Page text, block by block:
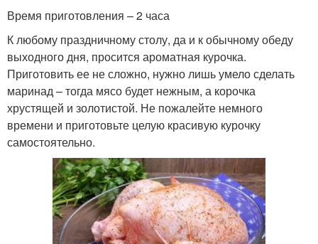
Время приготовления – 2 часа
К любому праздничному столу, да и к обычному обеду
выходного дня, просится ароматная курочка.
Приготовить ее не сложно, нужно лишь умело сделать
маринад – тогда мясо будет нежным, а корочка
хрустящей и золотистой. Не пожалейте немного
времени и приготовьте целую красивую курочку
самостоятельно.